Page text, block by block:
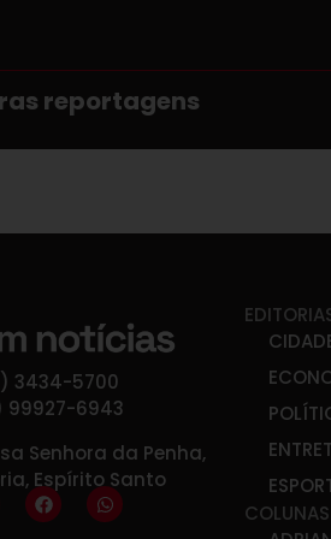
reportagens
3434-5700
99927-6943
Senhora da Penha,
Espírito Santo